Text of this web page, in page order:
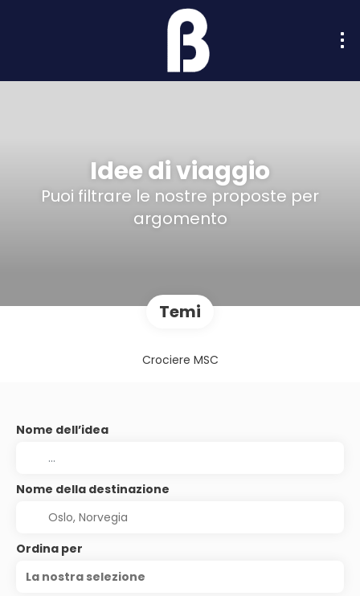
Idee di viaggio
Puoi filtrare le nostre proposte per
argomento
Temi
Crociere MSC
Nome dell’idea
Nome della destinazione
Ordina per
La nostra selezione